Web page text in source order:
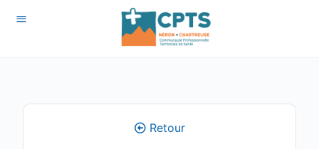
Retour